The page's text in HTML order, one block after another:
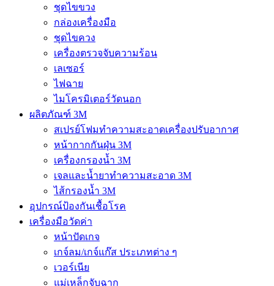
ชุดไขขวง
กล่องเครื่องมือ
ชุดไขควง
เครื่องตรวจจับความร้อน
เลเซอร์
ไฟฉาย
ไมโครมิเตอร์วัดนอก
ผลิตภัณฑ์ 3M
สเปรย์โฟมทำความสะอาดเครื่องปรับอากาศ
หน้ากากกันฝุ่น 3M
เครื่องกรองน้ำ 3M
เจลและน้ำยาทำความสะอาด 3M
ไส้กรองน้ำ 3M
อุปกรณ์ป้องกันเชื้อโรค
เครื่องมือวัดค่า
หน้าปัดเกจ
เกจ์ลม/เกจ์แก๊ส ประเภทต่าง ๆ
เวอร์เนีย
แม่เหล็กจับฉาก